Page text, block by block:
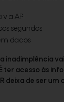
API
segundos
dados
inadimplência
ter acesso às
deixa de ser